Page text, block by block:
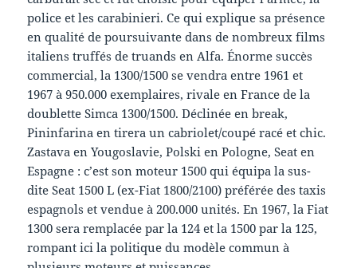
police et les carabinieri. Ce qui explique sa présence
en qualité de poursuivante dans de nombreux films
italiens truffés de truands en Alfa. Énorme succès
commercial, la 1300/1500 se vendra entre 1961 et
1967 à 950.000 exemplaires, rivale en France de la
doublette Simca 1300/1500. Déclinée en break,
Pininfarina en tirera un cabriolet/coupé racé et chic.
Zastava en Yougoslavie, Polski en Pologne, Seat en
Espagne : c’est son moteur 1500 qui équipa la sus-
dite Seat 1500 L (ex-Fiat 1800/2100) préférée des taxis
espagnols et vendue à 200.000 unités. En 1967, la Fiat
1300 sera remplacée par la 124 et la 1500 par la 125,
rompant ici la politique du modèle commun à